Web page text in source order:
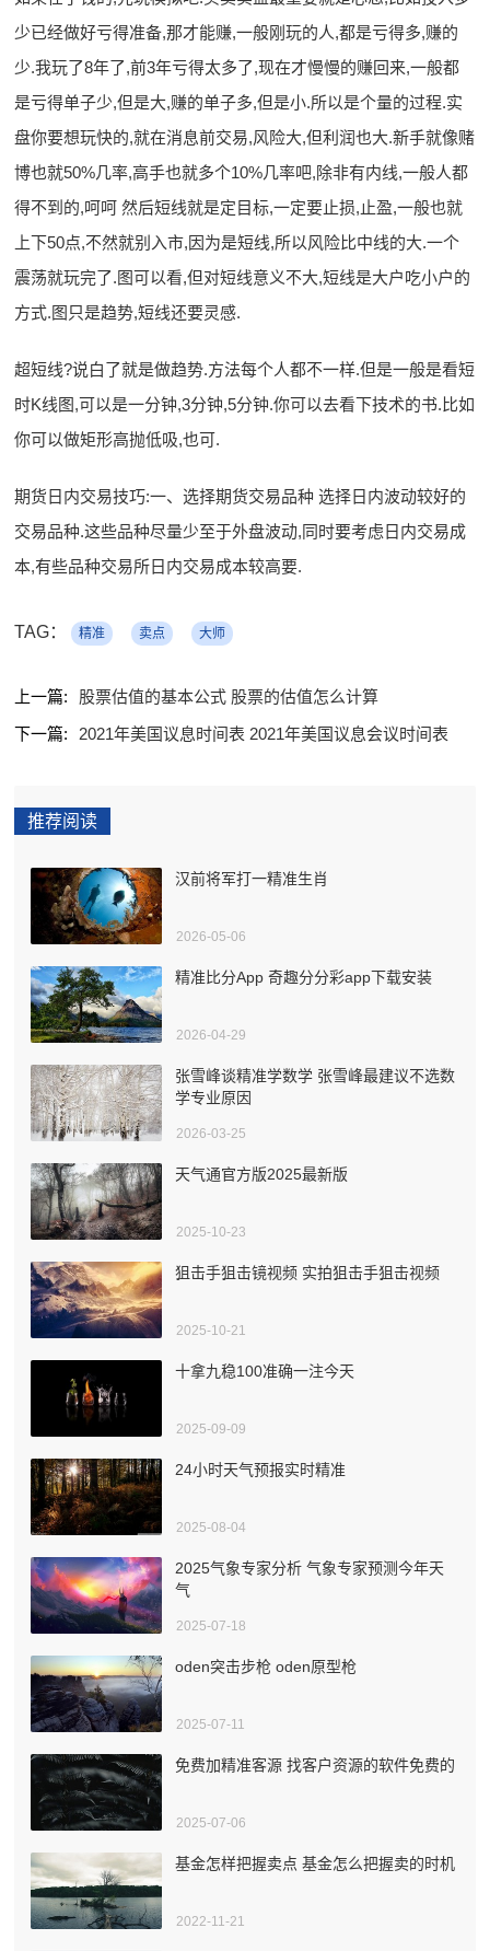
少已经做好亏得准备,那才能赚,一般刚玩的人,都是亏得多,赚的
少.我玩了8年了,前3年亏得太多了,现在才慢慢的赚回来,一般都
是亏得单子少,但是大,赚的单子多,但是小.所以是个量的过程.实
盘你要想玩快的,就在消息前交易,风险大,但利润也大.新手就像赌
博也就50%几率,高手也就多个10%几率吧,除非有内线,一般人都
得不到的,呵呵 然后短线就是定目标,一定要止损,止盈,一般也就
上下50点,不然就别入市,因为是短线,所以风险比中线的大.一个
震荡就玩完了.图可以看,但对短线意义不大,短线是大户吃小户的
方式.图只是趋势,短线还要灵感.
超短线?说白了就是做趋势.方法每个人都不一样.但是一般是看短
时K线图,可以是一分钟,3分钟,5分钟.你可以去看下技术的书.比如
你可以做矩形高抛低吸,也可.
期货日内交易技巧:一、选择期货交易品种 选择日内波动较好的
交易品种.这些品种尽量少至于外盘波动,同时要考虑日内交易成
本,有些品种交易所日内交易成本较高要.
TAG： 精准 卖点 大师
上一篇:
股票估值的基本公式 股票的估值怎么计算
下一篇:
2021年美国议息时间表 2021年美国议息会议时间表
推荐阅读
汉前将军打一精准生肖
2026-05-06
精准比分App 奇趣分分彩app下载安装
2026-04-29
张雪峰谈精准学数学 张雪峰最建议不选数
学专业原因
2026-03-25
天气通官方版2025最新版
2025-10-23
狙击手狙击镜视频 实拍狙击手狙击视频
2025-10-21
十拿九稳100准确一注今天
2025-09-09
24小时天气预报实时精准
2025-08-04
2025气象专家分析 气象专家预测今年天
气
2025-07-18
oden突击步枪 oden原型枪
2025-07-11
免费加精准客源 找客户资源的软件免费的
2025-07-06
基金怎样把握卖点 基金怎么把握卖的时机
2022-11-21